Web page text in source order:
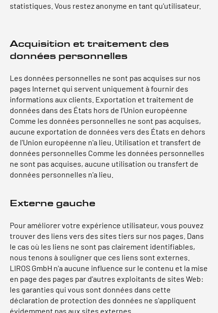
statistiques. Vous restez anonyme en tant qu'utilisateur.
Acquisition et traitement des
données personnelles
Les données personnelles ne sont pas acquises sur nos
pages Internet qui servent uniquement à fournir des
informations aux clients. Exportation et traitement de
données dans des États hors de l'Union européenne
Comme les données personnelles ne sont pas acquises,
aucune exportation de données vers des États en dehors
de l'Union européenne n'a lieu. Utilisation et transfert de
données personnelles Comme les données personnelles
ne sont pas acquises, aucune utilisation ou transfert de
données personnelles n'a lieu.
Externe gauche
Pour améliorer votre expérience utilisateur, vous pouvez
trouver des liens vers des sites tiers sur nos pages. Dans
le cas où les liens ne sont pas clairement identifiables,
nous tenons à souligner que ces liens sont externes.
LIROS GmbH n'a aucune influence sur le contenu et la mise
en page des pages par d'autres exploitants de sites Web:
les garanties qui vous sont données dans cette
déclaration de protection des données ne s'appliquent
évidemment pas aux sites externes.